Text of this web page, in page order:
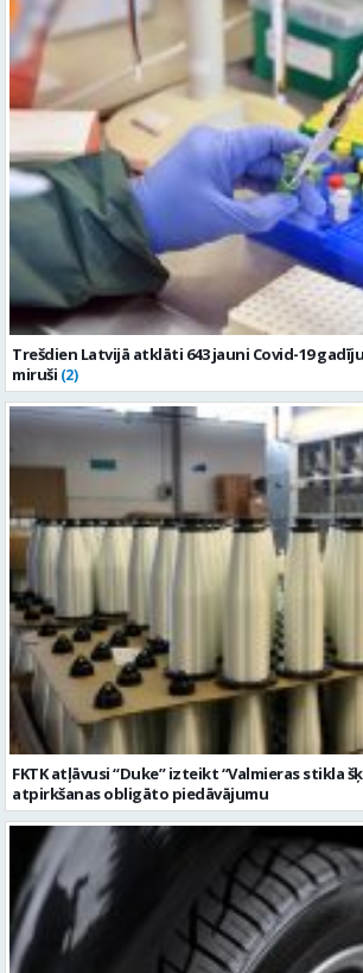
Trešdien Latvijā atklāti 643 jauni Covid-19
miruši (2)
FKTK atļāvusi “Duke” izteikt “Valmieras stikla
atpirkšanas obligāto piedāvājumu